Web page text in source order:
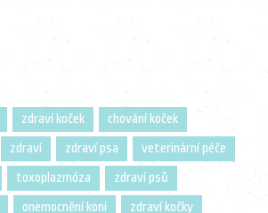
zdraví koček
chování koček
zdraví zdraví psa
veterinární péče
toxoplazmóza
zdraví psů
onemocnění koní zdraví kočky